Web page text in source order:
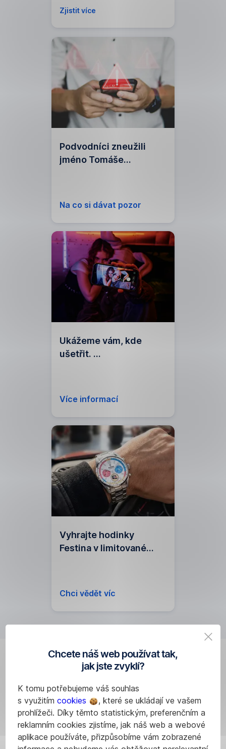
Chcete náš web používat tak,
jak jste zvyklí?
K tomu potřebujeme váš souhlas
s využitím cookies
, které se ukládají ve vašem
prohlížeči. Díky těmto statistickým, preferenčním a
reklamním cookies zjistíme, jak náš web a webové
aplikace používáte, přizpůsobíme vám zobrazené
Zjistit více
,
modálu
Podvodníci zneužili
jméno Tomáše
Na co si dávat pozor
Ukážeme vám, kde
ušetřit.
Více informací
Vyhrajte hodinky
Festina v limitované
Chci vědět víc
Kurzovní
lístek